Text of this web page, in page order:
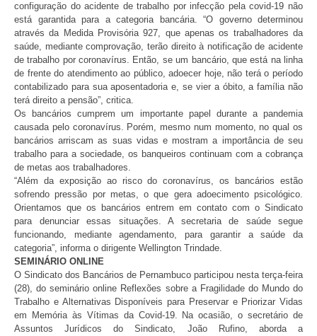
configuração do acidente de trabalho por infecção pela covid-19 não
está garantida para a categoria bancária. “O governo determinou
através da Medida Provisória 927, que apenas os trabalhadores da
saúde, mediante comprovação, terão direito à notificação de acidente
de trabalho por coronavírus. Então, se um bancário, que está na linha
de frente do atendimento ao público, adoecer hoje, não terá o período
contabilizado para sua aposentadoria e, se vier a óbito, a família não
terá direito a pensão”, critica.
Os bancários cumprem um importante papel durante a pandemia
causada pelo coronavírus. Porém, mesmo num momento, no qual os
bancários arriscam as suas vidas e mostram a importância de seu
trabalho para a sociedade, os banqueiros continuam com a cobrança
de metas aos trabalhadores.
“Além da exposição ao risco do coronavírus, os bancários estão
sofrendo pressão por metas, o que gera adoecimento psicológico.
Orientamos que os bancários entrem em contato com o Sindicato
para denunciar essas situações. A secretaria de saúde segue
funcionando, mediante agendamento, para garantir a saúde da
categoria”, informa o dirigente Wellington Trindade.
SEMINÁRIO ONLINE
O Sindicato dos Bancários de Pernambuco participou nesta terça-feira
(28), do seminário online Reflexões sobre a Fragilidade do Mundo do
Trabalho e Alternativas Disponíveis para Preservar e Priorizar Vidas
em Memória às Vítimas da Covid-19. Na ocasião, o secretário de
Assuntos Jurídicos do Sindicato, João Rufino, aborda a